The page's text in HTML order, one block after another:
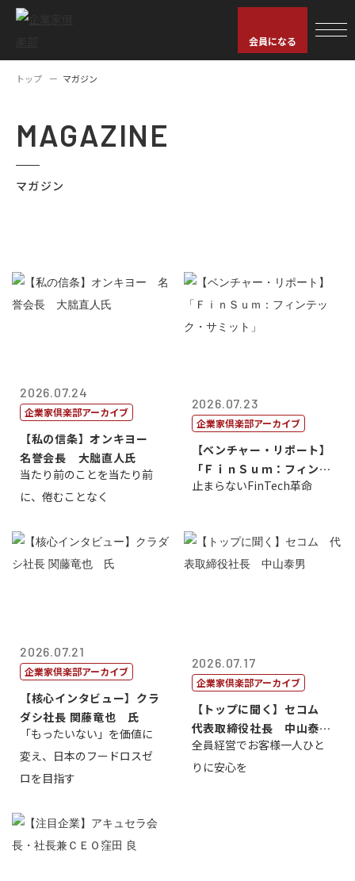
会員になる
トップ マガジン
MAGAZINE
マガジン
2026.07.24
企業家倶楽部アーカイブ
【私の信条】オンキヨー
名誉会長 大朏直人氏
当たり前のことを当たり前
に、倦むことなく
2026.07.23
企業家倶楽部アーカイブ
【ベンチャー・リポート】
「ＦｉｎＳｕｍ：フィンテ
ック・サミッ...
止まらないFinTech革命
2026.07.21
企業家倶楽部アーカイブ
【核心インタビュー】クラ
ダシ社長 関藤竜也 氏
「もったいない」を価値に
変え、日本のフードロスゼ
ロを目指す
2026.07.17
企業家倶楽部アーカイブ
【トップに聞く】セコム
代表取締役社長 中山泰
男
全員経営でお客様一人ひと
りに安心を